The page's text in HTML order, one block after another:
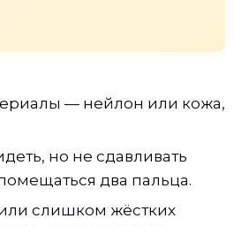
— нейлон или кожа,
но не сдавливать
два пальца.
слишком жёстких